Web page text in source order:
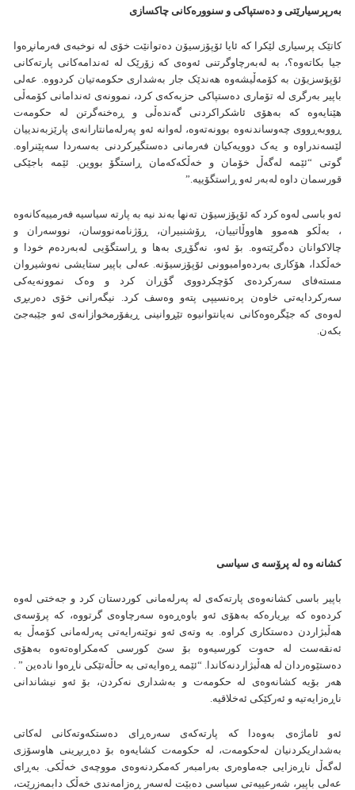
بەرپرسیارێتی و دەستپاکی و سنوورەکانی چاکسازی
کاتێک پرسیاری لێکرا کە ئایا ئۆپۆزسیۆن دەتوانێت خۆی لە نوخبەی فەرمانڕەوا
جیا بکاتەوە؟، بە لەبەرچاوگرتنی ئەوەی کە زۆرێک لە ئەندامەکانی پارتەکانی
ئۆپۆسزیۆن بە کۆمەڵیشەوە هەندێک جار بەشداری حکومەتیان کردووە. عەلی
باپیر بەرگری لە تۆماری دەستپاکی حزبەکەی کرد، نموونەی ئەندامانی کۆمەڵی
هێنایەوە کە بەهۆی ئاشکراکردنی گەندەڵی و ڕەخنەگرتن لە حکومەت
ڕووبەڕووی چەوساندنەوە بوونەتەوە، لەوانە ئەو پەرلەمانتارانەی پارێزبەندییان
لێسەندراوە و یەک دوویەکیان فەرمانی دەستگیرکردنی بەسەردا سەپێنراوە.
گوتی “ئێمە لەگەڵ خۆمان و خەڵکەکەمان ڕاستگۆ بووین. ئێمە باجێکی
قورسمان داوە لەبەر ئەو ڕاستگۆییە.”
ئەو باسی لەوە کرد کە ئۆپۆزسیۆن تەنها بەند نیە بە پارتە سیاسیە فەرمییەکانەوە
، بەڵکو هەموو هاووڵاتییان، ڕۆشنبیران، ڕۆژنامەنووسان، نووسەران و
چالاکوانان دەگرێتەوە. بۆ ئەو، نەگۆڕی بەها و ڕاستگۆیی لەبەردەم خودا و
خەڵکدا، هۆکاری بەردەوامبوونی ئۆپۆزسیۆنە. عەلی باپیر ستایشی نەوشیروان
مستەفای سەرکردەی کۆچکردووی گۆڕان کرد و وەک نموونەیەکی
سەرکردایەتی خاوەن پرەنسیپی پتەو وەسف کرد. نیگەرانی خۆی دەربڕی
لەوەی کە جێگرەوەکانی نەیانتوانیوە تێڕوانینی ڕیفۆرمخوازانەی ئەو جێبەجێ
بکەن.
کشانه وه له پرۆسه ی سیاسی
باپیر باسی کشانەوەی پارتەکەی لە پەرلەمانی کوردستان کرد و جەختی لەوە
کردەوە کە بڕیارەکە بەهۆی ئەو باوەڕەوە سەرچاوەی گرتووە، کە پرۆسەی
هەڵبژاردن دەستکاری کراوە. بە وتەی ئەو نوێنەرایەتی پەرلەمانی کۆمەڵ بە
ئەنقەست لە حەوت کورسیەوە بۆ سێ کورسی کەمکراوەتەوە بەهۆی
دەستێوەردان لە هەڵبژاردنەکاندا. “ئێمە ڕەوایەتی بە حاڵەتێکی ناڕەوا نادەین ” .
هەر بۆیە کشانەوەی لە حکومەت و بەشداری نەکردن، بۆ ئەو نیشاندانی
ناڕەزایەتیە و ئەرکێکی ئەخلاقیە.
ئەو ئاماژەی بەوەدا کە پارتەکەی سەرەڕای دەستکەوتەکانی لەکاتی
بەشداریکردنیان لەحکومەت، لە حکومەت کشایەوە بۆ دەڕبڕینی هاوسۆزی
لەگەڵ ناڕەزایی جەماوەری بەرامبەر کەمکردنەوەی مووچەی خەڵکی. بەڕای
عەلی باپیر، شەرعییەتی سیاسی دەبێت لەسەر ڕەزامەندی خەڵک دابمەزرێت،